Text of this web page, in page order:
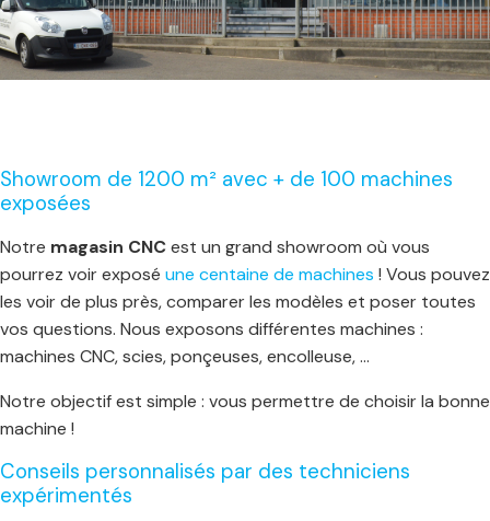
Showroom de 1200 m² avec + de 100 machines
exposées
Notre magasin CNCest un grand showroom où vous
pourrez voir exposé une centaine de machines ! Vous pouvez
les voir de plus près, comparer les modèles et poser toutes
vos questions. Nous exposons différentes machines :
machines CNC, scies, ponçeuses, encolleuse, …
Notre objectif est simple : vous permettre de choisir la bonne
machine !
Conseils personnalisés par des techniciens
expérimentés